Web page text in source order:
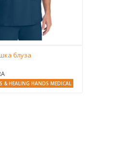
блуза
& HEALING HANDS MEDICAL